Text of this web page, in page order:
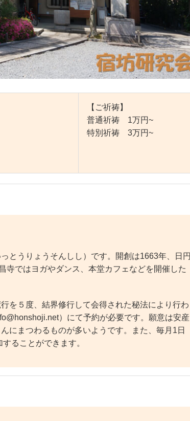
【ご祈祷】
普通祈祷 1万円~
特別祈祷 3万円~
とうりょうそんしし）です。開創は1663年、日円
寺ではヨガやダンス、本堂カフェなどを開催した
を５度、結界修行して会得された秘法により行わ
）にて予約が必要です。願意は安産
にまつわるものが多いようです。また、毎月1日
ることができます。